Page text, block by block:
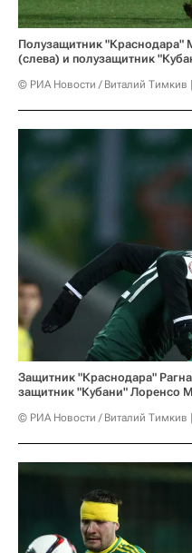
Полузащитник "Краснодара"
(слева) и полузащитник
© РИА Новости / Виталий Тимкив
Защитник "Краснодара"
защитник "Кубани" Лоренсо
© РИА Новости / Виталий Тимкив